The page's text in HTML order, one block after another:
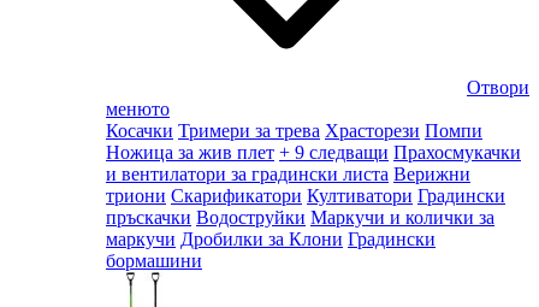
Отвори
менюто
Косачки Тримери за трева Храсторези Помпи
Ножица за жив плет + 9 следващи Прахосмукачки
и вентилатори за градински листа Верижни
триони Скарификатори Култиватори Градински
пръскачки Водоструйки Маркучи и колички за
маркучи Дробилки за Клони Градински
бормашини